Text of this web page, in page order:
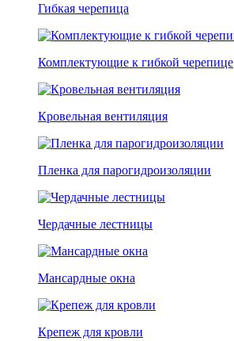
Гибкая черепица
Комплектующие к гибкой черепице
Кровельная вентиляция
Пленка для парогидроизоляции
Чердачные лестницы
Мансардные окна
Крепеж для кровли